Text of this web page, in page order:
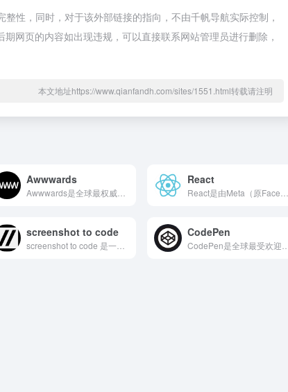
性，同时，对于该外部链接的指向，不由千帆导航实际控制，
网页的内容如出现违规，可以直接联系网站管理员进行删除，
本文地址https://www.qianfandh.com/sites/1551.html转载请注明
Awwwards
Awwwards是全球最权威的网页设计与开发奖项评选平台，于...
React
screenshot to code
screenshot to code 是一款将截图转换为网页...
CodePen